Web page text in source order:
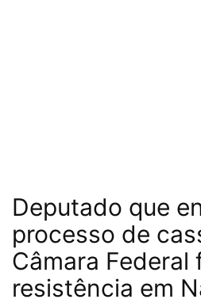
Deputado que
processo de
Câmara Federal
resistência em